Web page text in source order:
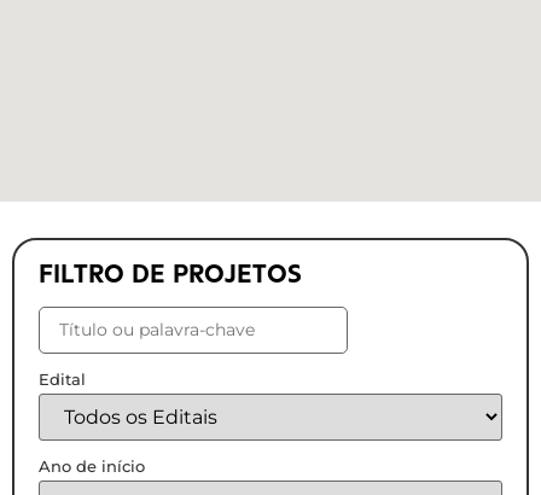
FILTRO DE PROJETOS
Edital
Ano de início